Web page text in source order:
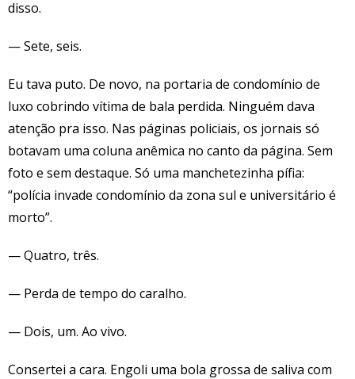
disso.
— Sete, seis.
Eu tava puto. De novo, na portaria de condomínio de
luxo cobrindo vítima de bala perdida. Ninguém dava
atenção pra isso. Nas páginas policiais, os jornais só
botavam uma coluna anêmica no canto da página. Sem
foto e sem destaque. Só uma manchetezinha pífia:
“polícia invade condomínio da zona sul e universitário é
morto”.
— Quatro, três.
— Perda de tempo do caralho.
— Dois, um. Ao vivo.
Consertei a cara. Engoli uma bola grossa de saliva com